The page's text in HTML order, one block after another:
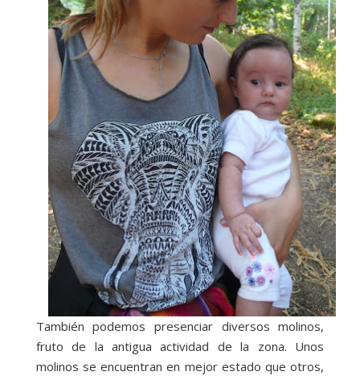
También podemos presenciar diversos molinos,
fruto de la antigua actividad de la zona. Unos
molinos se encuentran en mejor estado que otros,